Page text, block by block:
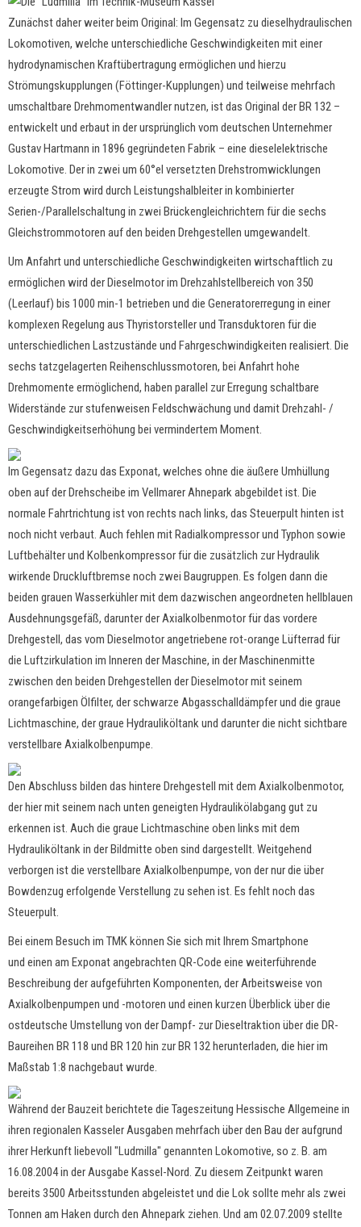
Zunächst daher weiter beim Original: Im Gegensatz zu dieselhydraulischen
Lokomotiven, welche unterschiedliche Geschwindigkeiten mit einer
hydrodynamischen Kraftübertragung ermöglichen und hierzu
Strömungskupplungen (Föttinger-Kupplungen) und teilweise mehrfach
umschaltbare Drehmomentwandler nutzen, ist das Original der BR 132 –
entwickelt und erbaut in der ursprünglich vom deutschen Unternehmer
Gustav Hartmann in 1896 gegründeten Fabrik – eine dieselelektrische
Lokomotive. Der in zwei um 60°el versetzten Drehstromwicklungen
erzeugte Strom wird durch Leistungshalbleiter in kombinierter
Serien-/Parallelschaltung in zwei Brückengleichrichtern für die sechs
Gleichstrommotoren auf den beiden Drehgestellen umgewandelt.
Um Anfahrt und unterschiedliche Geschwindigkeiten wirtschaftlich zu
ermöglichen wird der Dieselmotor im Drehzahlstellbereich von 350
(Leerlauf) bis 1000 min-1 betrieben und die Generatorerregung in einer
komplexen Regelung aus Thyristorsteller und Transduktoren für die
unterschiedlichen Lastzustände und Fahrgeschwindigkeiten realisiert. Die
sechs tatzgelagerten Reihenschlussmotoren, bei Anfahrt hohe
Drehmomente ermöglichend, haben parallel zur Erregung schaltbare
Widerstände zur stufenweisen Feldschwächung und damit Drehzahl- /
Geschwindigkeitserhöhung bei vermindertem Moment.
Im Gegensatz dazu das Exponat, welches ohne die äußere Umhüllung
oben auf der Drehscheibe im Vellmarer Ahnepark abgebildet ist. Die
normale Fahrtrichtung ist von rechts nach links, das Steuerpult hinten ist
noch nicht verbaut. Auch fehlen mit Radialkompressor und Typhon sowie
Luftbehälter und Kolbenkompressor für die zusätzlich zur Hydraulik
wirkende Druckluftbremse noch zwei Baugruppen. Es folgen dann die
beiden grauen Wasserkühler mit dem dazwischen angeordneten hellblauen
Ausdehnungsgefäß, darunter der Axialkolbenmotor für das vordere
Drehgestell, das vom Dieselmotor angetriebene rot-orange Lüfterrad für
die Luftzirkulation im Inneren der Maschine, in der Maschinenmitte
zwischen den beiden Drehgestellen der Dieselmotor mit seinem
orangefarbigen Ölfilter, der schwarze Abgasschalldämpfer und die graue
Lichtmaschine, der graue Hydrauliköltank und darunter die nicht sichtbare
verstellbare Axialkolbenpumpe.
Den Abschluss bilden das hintere Drehgestell mit dem Axialkolbenmotor,
der hier mit seinem nach unten geneigten Hydraulikölabgang gut zu
erkennen ist. Auch die graue Lichtmaschine oben links mit dem
Hydrauliköltank in der Bildmitte oben sind dargestellt. Weitgehend
verborgen ist die verstellbare Axialkolbenpumpe, von der nur die über
Bowdenzug erfolgende Verstellung zu sehen ist. Es fehlt noch das
Steuerpult.
Bei einem Besuch im TMK können Sie sich mit Ihrem Smartphone
und einen am Exponat angebrachten QR-Code eine weiterführende
Beschreibung der aufgeführten Komponenten, der Arbeitsweise von
Axialkolbenpumpen und -motoren und einen kurzen Überblick über die
ostdeutsche Umstellung von der Dampf- zur Dieseltraktion über die DR-
Baureihen BR 118 und BR 120 hin zur BR 132 herunterladen, die hier im
Maßstab 1:8 nachgebaut wurde.
Während der Bauzeit berichtete die Tageszeitung Hessische Allgemeine in
ihren regionalen Kasseler Ausgaben mehrfach über den Bau der aufgrund
ihrer Herkunft liebevoll "Ludmilla" genannten Lokomotive, so z. B. am
16.08.2004 in der Ausgabe Kassel-Nord. Zu diesem Zeitpunkt waren
bereits 3500 Arbeitsstunden abgeleistet und die Lok sollte mehr als zwei
Tonnen am Haken durch den Ahnepark ziehen. Und am 02.07.2009 stellte